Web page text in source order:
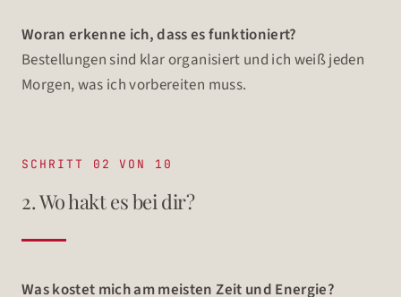
Woran erkenne ich, dass es funktioniert?
Bestellungen sind klar organisiert und ich weiß jeden
Morgen, was ich vorbereiten muss.
SCHRITT 02 VON 10
2. Wo hakt es bei dir?
Was kostet mich am meisten Zeit und Energie?